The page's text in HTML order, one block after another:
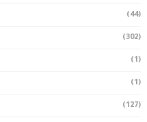
(44)
(302)
(1)
(1)
(127)